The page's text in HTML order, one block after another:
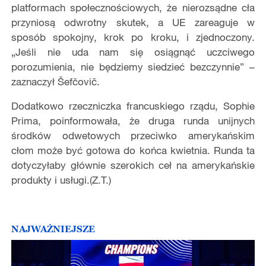
platformach społecznościowych, że nierozsądne cła
przyniosą odwrotny skutek, a UE zareaguje w
sposób spokojny, krok po kroku, i zjednoczony.
„Jeśli nie uda nam się osiągnąć uczciwego
porozumienia, nie będziemy siedzieć bezczynnie” –
zaznaczył Šefčovič.
Dodatkowo rzeczniczka francuskiego rządu, Sophie
Prima, poinformowała, że druga runda unijnych
środków odwetowych przeciwko amerykańskim
cłom może być gotowa do końca kwietnia. Runda ta
dotyczyłaby głównie szerokich ceł na amerykańskie
produkty i usługi.(Z.T.)
NAJWAŻNIEJSZE